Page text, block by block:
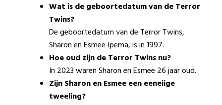
Wat is de geboortedatum van de Terror
Twins?
De geboortedatum van de Terror Twins,
Sharon en Esmee Ipema, is in 1997.
Hoe oud zijn de Terror Twins nu?
In 2023 waren Sharon en Esmee 26 jaar oud.
Zijn Sharon en Esmee een eeneiige
tweeling?